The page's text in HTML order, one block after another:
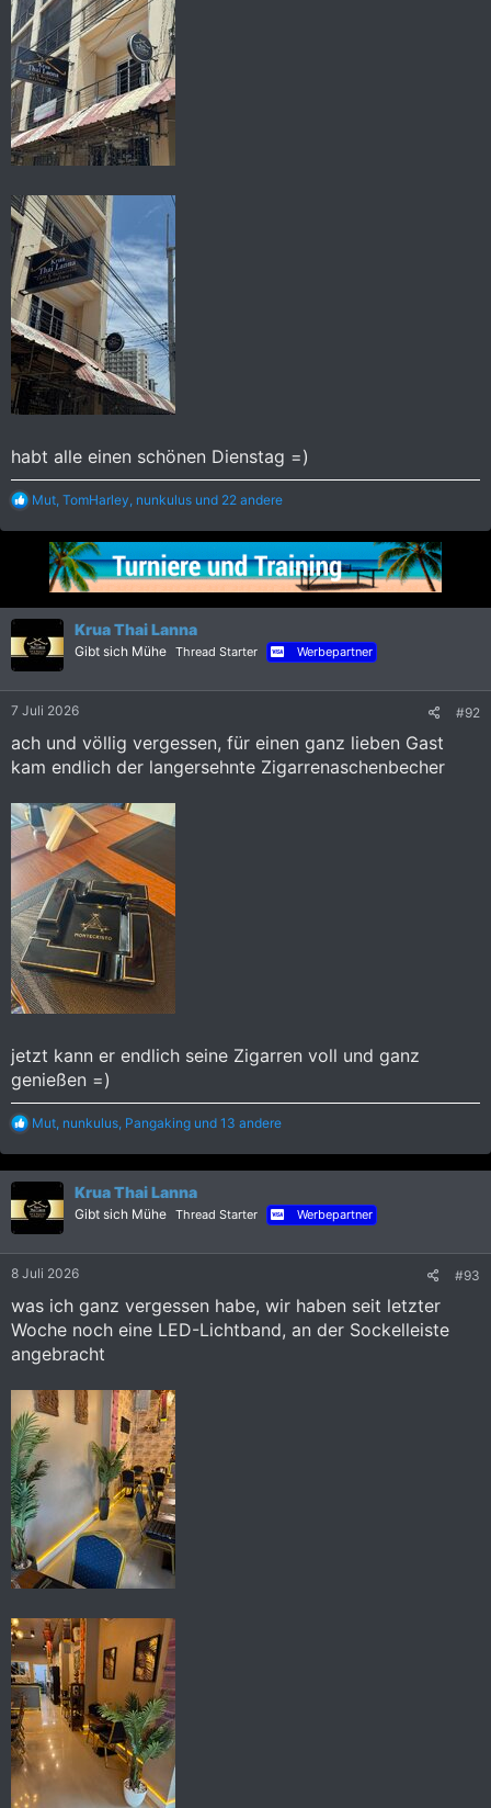
habt alle einen schönen Dienstag =)
R
a
n
e
n
:
Mut TomHarley nunkulus und 22 andere
Krua Thai Lanna
Gibt sich Mühe Thread Starter Werbepartner
7 Juli 2026 #92
ach und völlig vergessen, für einen ganz lieben Gast
kam endlich der langersehnte Zigarrenaschenbecher
jetzt kann er endlich seine Zigarren voll und ganz
genießen =)
R
a
k
i
n
Mut nunkulus Pangaking und 13 andere
Krua Thai Lanna
Gibt sich Mühe Thread Starter Werbepartner
8 Juli 2026 #93
was ich ganz vergessen habe, wir haben seit letzter
Woche noch eine LED-Lichtband, an der Sockelleiste
angebracht